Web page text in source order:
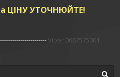
ЦІНУ УТОЧНЮЙТЕ!
Viber 0667575001